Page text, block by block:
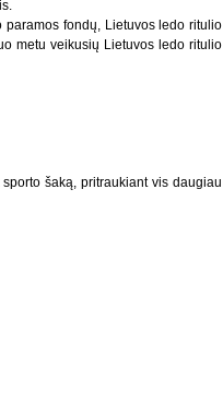
fondų, Lietuvos ledo ritulio
metu veikusių Lietuvos ledo ritulio
šaką, pritraukiant vis daugiau